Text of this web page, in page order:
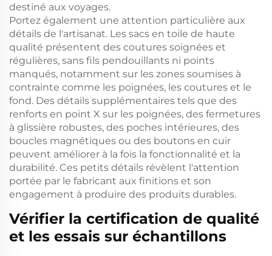
destiné aux voyages.
Portez également une attention particulière aux
détails de l'artisanat. Les sacs en toile de haute
qualité présentent des coutures soignées et
régulières, sans fils pendouillants ni points
manqués, notamment sur les zones soumises à
contrainte comme les poignées, les coutures et le
fond. Des détails supplémentaires tels que des
renforts en point X sur les poignées, des fermetures
à glissière robustes, des poches intérieures, des
boucles magnétiques ou des boutons en cuir
peuvent améliorer à la fois la fonctionnalité et la
durabilité. Ces petits détails révèlent l'attention
portée par le fabricant aux finitions et son
engagement à produire des produits durables.
Vérifier la certification de qualité
et les essais sur échantillons